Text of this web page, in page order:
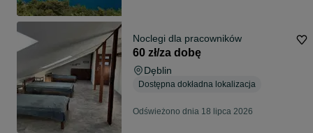
Noclegi dla pracowników
60 zł/za dobę
Dęblin
Dostępna dokładna lokalizacja
Odświeżono dnia 18 lipca 2026